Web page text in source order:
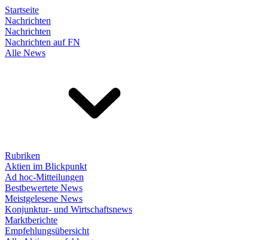
Startseite
Nachrichten
Nachrichten
Nachrichten auf FN
Alle News
Rubriken
Aktien im Blickpunkt
Ad hoc-Mitteilungen
Bestbewertete News
Meistgelesene News
Konjunktur- und Wirtschaftsnews
Marktberichte
Empfehlungsübersicht